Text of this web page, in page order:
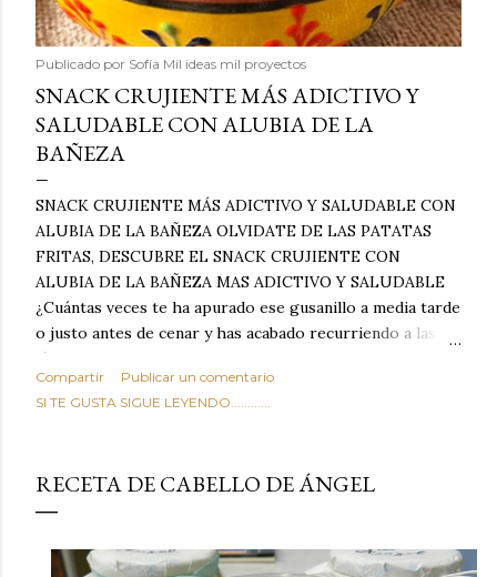
Publicado por Sofía Mil ideas mil proyectos
SNACK CRUJIENTE MÁS ADICTIVO Y
SALUDABLE CON ALUBIA DE LA
BAÑEZA
SNACK CRUJIENTE MÁS ADICTIVO Y SALUDABLE CON
ALUBIA DE LA BAÑEZA OLVIDATE DE LAS PATATAS
FRITAS, DESCUBRE EL SNACK CRUJIENTE CON
ALUBIA DE LA BAÑEZA MAS ADICTIVO Y SALUDABLE
¿Cuántas veces te ha apurado ese gusanillo a media tarde
o justo antes de cenar y has acabado recurriendo a las
típicas patatas de bolsa, frutos secos fritos o snacks
ultraprocesados llenos de grasas saturadas y sodio?
Todos hemos estado ahí. Sin embargo, cuidarse no tiene
satisface. Estas alubias crujientes al horno van a cambiar
por completo tu forma de ver las legumbres. Olvídate de
copiosos de invierno. Con esta receta simple pero
Compartir
Publicar un comentario
SI TE GUSTA SIGUE LEYENDO............
RECETA DE CABELLO DE ÁNGEL